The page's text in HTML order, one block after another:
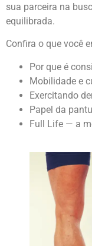
sua parceira na
equilibrada.
Confira o que você
Por que é
Mobilidade e
Exercitando
Papel da
Full Life — a